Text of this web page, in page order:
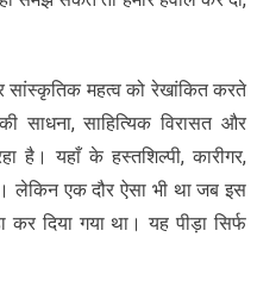
महत्व को रेखांकित करते
साधना, साहित्यिक विरासत और
यहाँ के हस्तशिल्पी, कारीगर,
लेकिन एक दौर ऐसा भी था जब इस
दिया गया था। यह पीड़ा सिर्फ